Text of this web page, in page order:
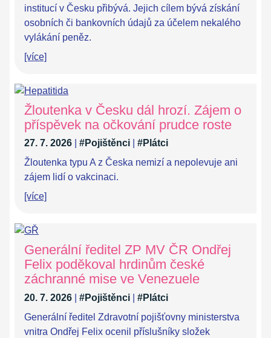
institucí v Česku přibývá. Jejich cílem bývá získání
osobních či bankovních údajů za účelem nekalého
vylákání peněz.
[více]
Žloutenka v Česku dál hrozí. Zájem o
příspěvek na očkování prudce roste
27. 7. 2026 #Pojištěnci
#Plátci
Žloutenka typu A z Česka nemizí a nepolevuje ani
zájem lidí o vakcinaci.
[více]
Generální ředitel ZP MV ČR Ondřej
Felix poděkoval hrdinům české
záchranné mise ve Venezuele
20. 7. 2026 #Pojištěnci
#Plátci
Generální ředitel Zdravotní pojišťovny ministerstva
vnitra Ondřej Felix ocenil příslušníky složek